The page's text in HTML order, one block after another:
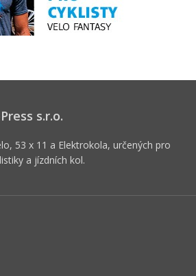
s.r.o.
53 x 11 a Elektrokola, určených pro
a jízdních kol.